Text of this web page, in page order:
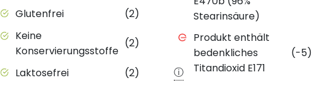
Glutenfrei
(2)
Keine
Konservierungsstoffe
(2)
Laktosefrei (2) ⓘ
Stearinsäure)
Produkt enthält
bedenkliches
Titandioxid E171
(-5)